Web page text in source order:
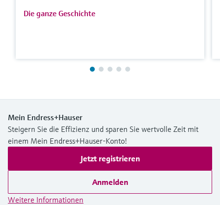
Die ganze Geschichte
Mein Endress+Hauser
Steigern Sie die Effizienz und sparen Sie wertvolle Zeit mit
einem Mein Endress+Hauser-Konto!
Jetzt registrieren
Anmelden
Weitere Informationen